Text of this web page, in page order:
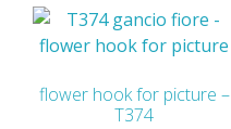
flower hook for picture –
T374